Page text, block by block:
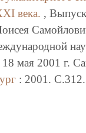
века. ,
мая 2001 г.
: 2001. C.312.